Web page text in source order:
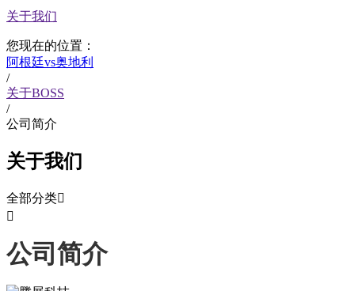
关于我们
您现在的位置：
阿根廷vs奥地利
/
关于BOSS
/
公司简介
关于我们
全部分类

公司简介